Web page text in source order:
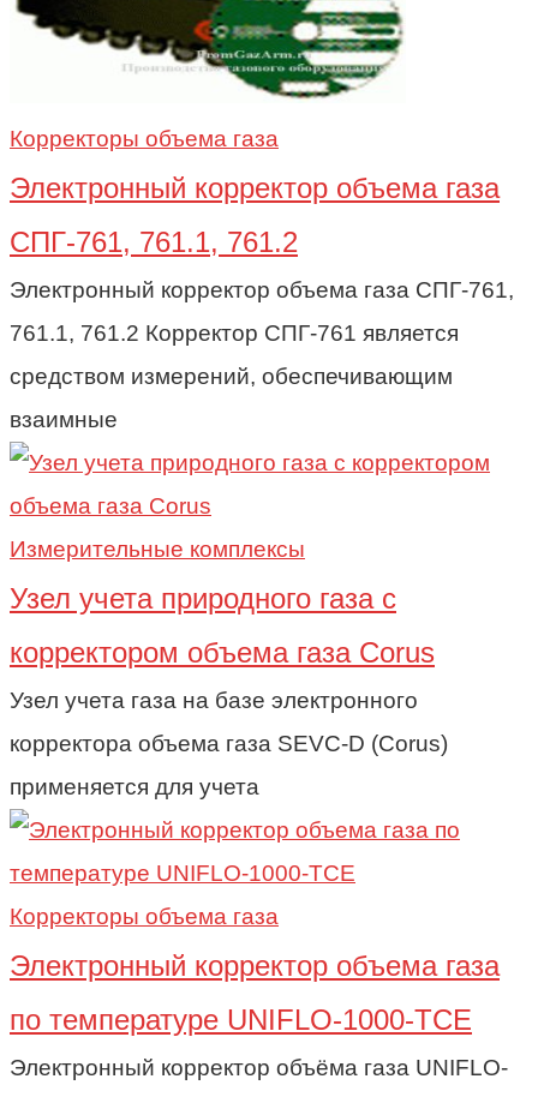
Корректоры объема газа
Электронный корректор объема газа
СПГ-761, 761.1, 761.2
Электронный корректор объема газа СПГ-761,
761.1, 761.2 Корректор СПГ-761 является
средством измерений, обеспечивающим
взаимные
Измерительные комплексы
Узел учета природного газа c
корректором объема газа Corus
Узел учета газа на базе электронного
корректора объема газа SEVC-D (Corus)
применяется для учета
Корректоры объема газа
Электронный корректор объема газа
по температуре UNIFLO-1000-TCE
Электронный корректор объёма газа UNIFLO-